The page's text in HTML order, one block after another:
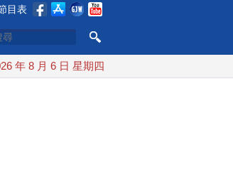
目表
落日本EEZ外
年 8 月 6 日 星期四